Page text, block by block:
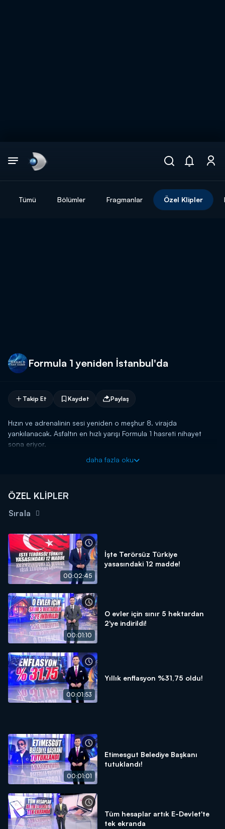
Tümü Bölümler Fragmanlar Özel Klipler
Formula 1 yeniden İstanbul'da
Takip Et Kaydet Paylaş
Hızın ve adrenalinin sesi yeniden o meşhur 8. virajda
yankılanacak. Asfaltın en hızlı yarışı Formula 1 hasreti nihayet
sona eriyor.
Kanal D Haber, hafta içi her akşam Kanal D'de!
daha fazla oku
ÖZEL KLİPLER
Sırala
00:02:45
İşte Terörsüz Türkiye
yasasındaki 12 madde!
00:01:10
O evler için sınır 5 hektardan
2'ye indirildi!
00:01:53
Yıllık enflasyon %31,75 oldu!
00:01:01
Etimesgut Belediye Başkanı
tutuklandı!
Tüm hesaplar artık E-Devlet'te
tek ekranda